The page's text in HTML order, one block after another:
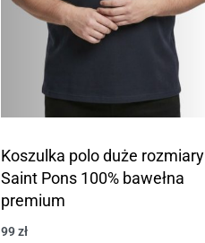
Koszulka polo duże rozmiary
Saint Pons 100% bawełna
premium
99zł